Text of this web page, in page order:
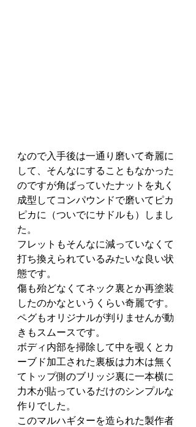
なので入手後は一通り磨いて奇麗に
して、そんなにすることもなかった
のですが角ばっていたナットを丸く
成型してコンパウンドで磨いてピカ
ピカに（ついでにサドルも）しまし
た。
フレットもそんなに減っていなくて
打ち換えられているみたいな良い状
態です。
傷も殆どなくてネック裏とか再塗装
したのかなというくらい奇麗です。
ペグもオリジナルが判りませんが動
きもスムースです。
ボディ内部を掃除して中を覗くとカ
ーブド加工された裏板は力木は無く
てトップ側のブリッジ裏に一本横に
力木が貼っているだけのシンプルな
作りでした。
このマルハギターを造られた製作者